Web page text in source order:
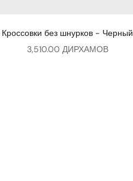
Кроссовки без шнурков - Черный
Цена продажи
3,510.00 ДИРХАМОВ